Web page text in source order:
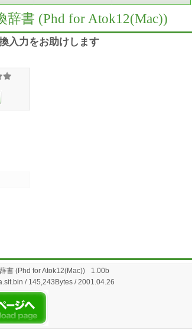
書 (Phd for Atok12(Mac))
入力をお助けします
書 (Phd for Atok12(Mac)) 1.00b
/ 145,243Bytes / 2001.04.26